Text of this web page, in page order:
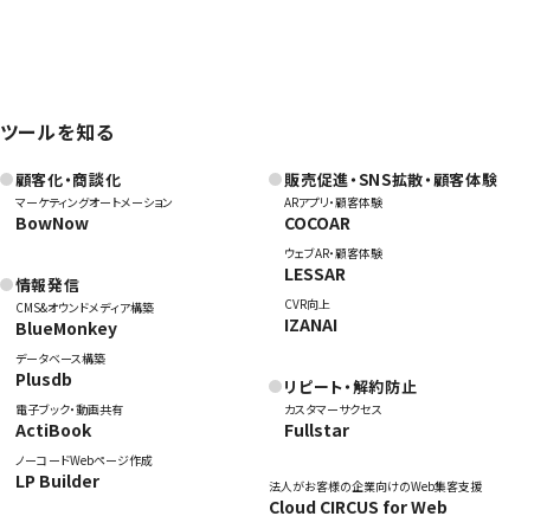
ツールを知る
顧客化・商談化
マーケティングオートメーション
BowNow
情報発信
CMS&オウンドメディア構築
BlueMonkey
データベース構築
Plusdb
電子ブック・動画共有
ActiBook
ノーコードWebページ作成
LP Builder
販売促進・SNS拡散・顧客体験
ARアプリ・顧客体験
COCOAR
ウェブAR・顧客体験
LESSAR
CVR向上
IZANAI
リピート・解約防止
カスタマーサクセス
Fullstar
法人がお客様の企業向けのWeb集客支援
Cloud CIRCUS for Web